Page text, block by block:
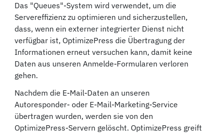
Das "Queues"-System wird verwendet, um die
Servereffizienz zu optimieren und sicherzustellen,
dass, wenn ein externer integrierter Dienst nicht
verfügbar ist, OptimizePress die Übertragung der
Informationen erneut versuchen kann, damit keine
Daten aus unseren Anmelde-Formularen verloren
gehen.
Nachdem die E-Mail-Daten an unseren
Autoresponder- oder E-Mail-Marketing-Service
übertragen wurden, werden sie von den
OptimizePress-Servern gelöscht. OptimizePress greift